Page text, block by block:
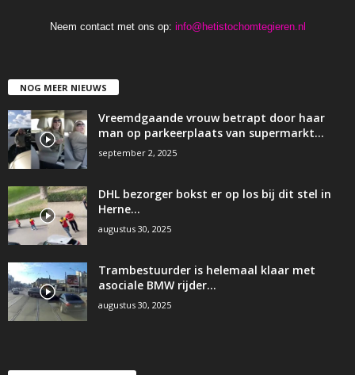
Neem contact met ons op: info@hetistochomtegieren.nl
NOG MEER NIEUWS
Vreemdgaande vrouw betrapt door haar
man op parkeerplaats van supermarkt…
september 2, 2025
DHL bezorger bokst er op los bij dit stel in
Herne…
augustus 30, 2025
Trambestuurder is helemaal klaar met
asociale BMW rijder…
augustus 30, 2025